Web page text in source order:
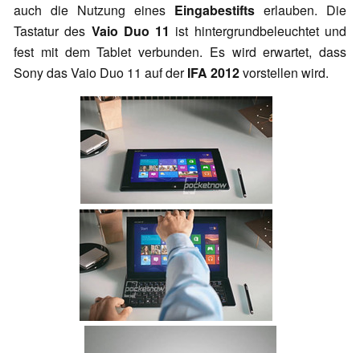
auch die Nutzung eines Eingabestifts erlauben. Die
Tastatur des Vaio Duo 11 ist hintergrundbeleuchtet und
fest mit dem Tablet verbunden. Es wird erwartet, dass
Sony das Vaio Duo 11 auf derIFA 2012vorstellen wird.